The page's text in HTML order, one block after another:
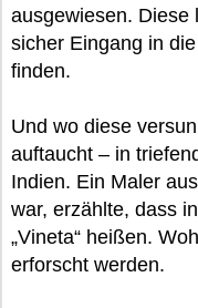
ausgewiesen. Diese
sicher Eingang in
finden.
Und wo diese
auftaucht – in
Indien. Ein Maler
war, erzählte, dass
„Vineta“ heißen.
erforscht werden.